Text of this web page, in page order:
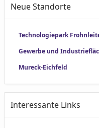
Neue Standorte
Technologiepark
Gewerbe und
Mureck-Eichfeld
Interessante Links